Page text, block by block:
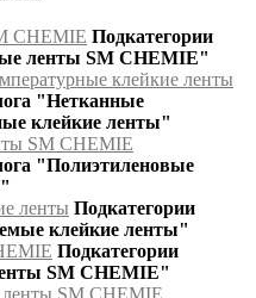
CHEMIE Подкатегории
ленты SM CHEMIE"
клейкие ленты
"Нетканные
клейкие ленты"
SM CHEMIE
"Полиэтиленовые
ленты Подкатегории
клейкие ленты"
Подкатегории
SM CHEMIE"
ленты SM CHEMIE